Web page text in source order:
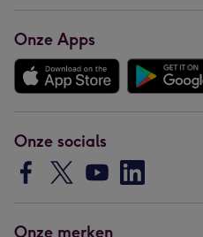
Onze Apps
Onze socials
Onze merken